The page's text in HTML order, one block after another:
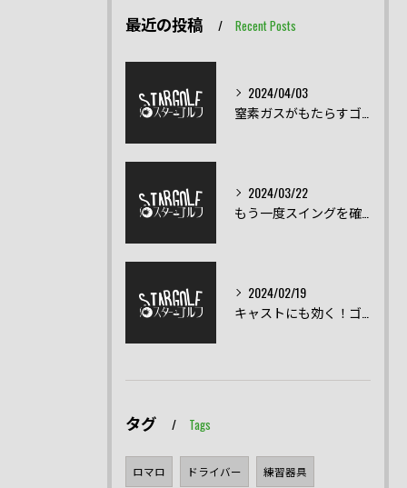
最近の投稿 Recent Posts
2024/04/03
2024/03/22
2024/02/19
タグ Tags
ロマロ ドライバー 練習器具